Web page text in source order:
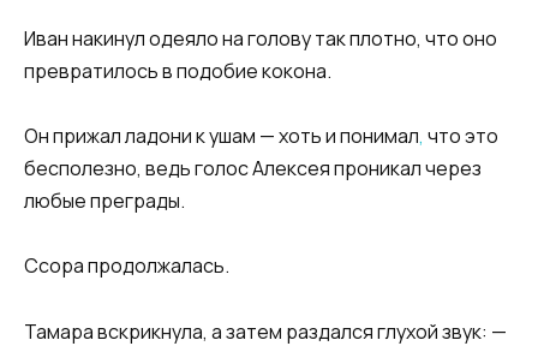
Иван накинул одеяло на голову так плотно, что оно
превратилось в подобие кокона.
Он прижал ладони к ушам — хоть и понимал, что это
бесполезно, ведь голос Алексея проникал через
любые преграды.
Ссора продолжалась.
Тамара вскрикнула, а затем раздался глухой звук: —